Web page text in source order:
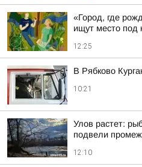
«Город, где
ищут место под
12:25
В Рябково
10:21
Улов растет:
подвели
12:10